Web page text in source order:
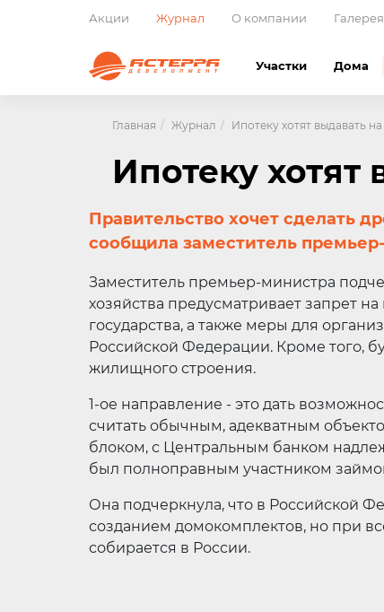
Акции Журнал О компании Галерея
Участки Дома
Главная Журнал Ипотеку хотят выдавать
Ипотеку хотят
Правительство хочет сделать
сообщила заместитель
Заместитель премьер-министра
хозяйства предусматривает запрет
государства, а также меры для
Российской Федерации. Кроме того,
жилищного строения.
1-ое направление - это дать
считать обычным, адекватным
блоком, с Центральным банком
был полноправным участником
Она подчеркнула, что в Российской
созданием домокомплектов, но при
собирается в России.